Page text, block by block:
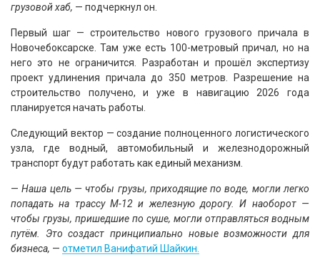
грузовой хаб, — подчеркнул он.
Первый шаг — строительство нового грузового причала в
Новочебоксарске. Там уже есть 100-метровый причал, но на
него это не ограничится. Разработан и прошёл экспертизу
проект удлинения причала до 350 метров. Разрешение на
строительство получено, и уже в навигацию 2026 года
планируется начать работы.
Следующий вектор — создание полноценного логистического
узла, где водный, автомобильный и железнодорожный
транспорт будут работать как единый механизм.
—Наша цель — чтобы грузы, приходящие по воде, могли легко
попадать на трассу М-12 и железную дорогу. И наоборот —
чтобы грузы, пришедшие по суше, могли отправляться водным
путём. Это создаст принципиально новые возможности для
бизнеса, — отметил Ванифатий Шайкин.